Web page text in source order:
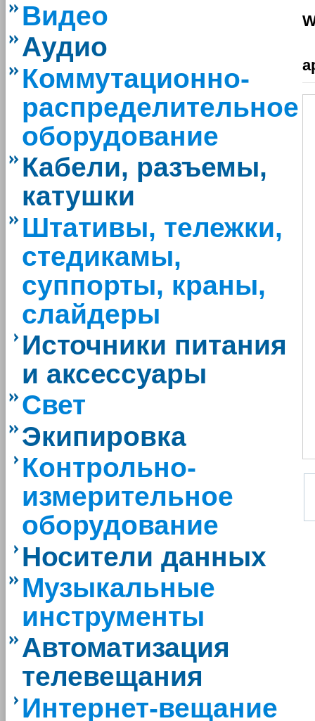
Видео
Аудио
Коммутационно-
распределительное
оборудование
Кабели, разъемы,
катушки
Штативы, тележки,
стедикамы,
суппорты, краны,
слайдеры
Источники питания
и аксессуары
Свет
Экипировка
Контрольно-
измерительное
оборудование
Носители данных
Музыкальные
инструменты
Автоматизация
телевещания
Интернет-вещание